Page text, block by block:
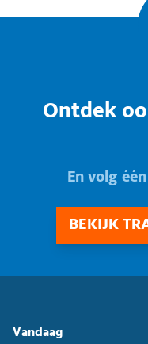
Ontdek
En volg
BEKIJK
Vandaag